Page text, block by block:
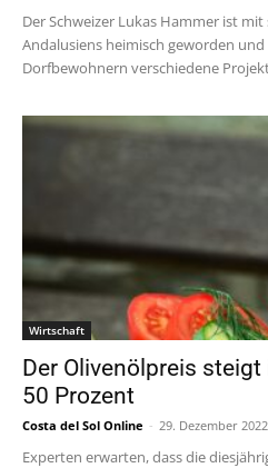
Der Schweizer Lukas Hammer ist
Andalusiens heimisch geworden
Dorfbewohnern verschiedene
Wirtschaft
Der Olivenölpreis
50 Prozent
Costa del Sol Online - 29. Dezember 2022
Experten erwarten, dass die